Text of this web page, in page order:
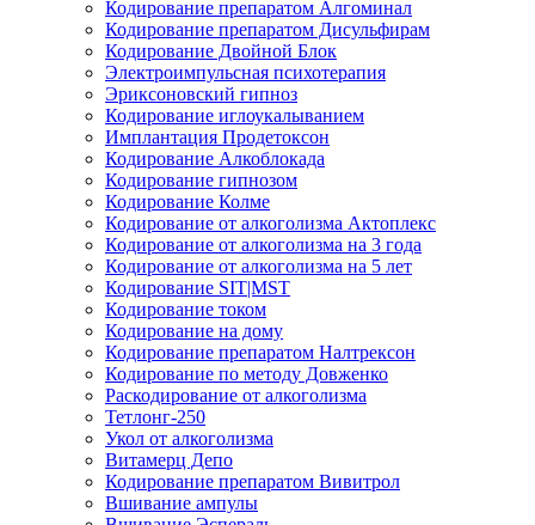
Кодирование препаратом Алгоминал
Кодирование препаратом Дисульфирам
Кодирование Двойной Блок
Электроимпульсная психотерапия
Эриксоновский гипноз
Кодирование иглоукалыванием
Имплантация Продетоксон
Кодирование Алкоблокада
Кодирование гипнозом
Кодирование Колме
Кодирование от алкоголизма Актоплекс
Кодирование от алкоголизма на 3 года
Кодирование от алкоголизма на 5 лет
Кодирование SIT|MST
Кодирование током
Кодирование на дому
Кодирование препаратом Налтрексон
Кодирование по методу Довженко
Раскодирование от алкоголизма
Тетлонг-250
Укол от алкоголизма
Витамерц Депо
Кодирование препаратом Вивитрол
Вшивание ампулы